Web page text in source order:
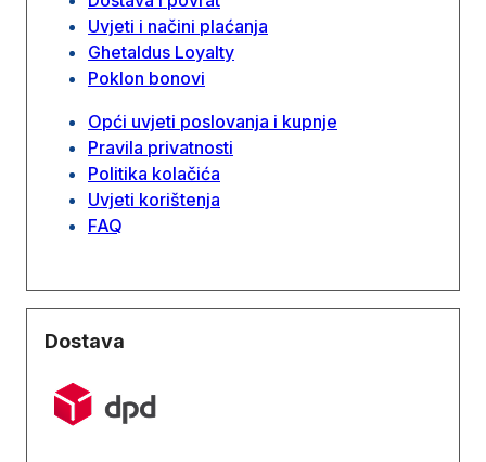
Uvjeti i načini plaćanja
Ghetaldus Loyalty
Poklon bonovi
Opći uvjeti poslovanja i kupnje
Pravila privatnosti
Politika kolačića
Uvjeti korištenja
FAQ
Dostava